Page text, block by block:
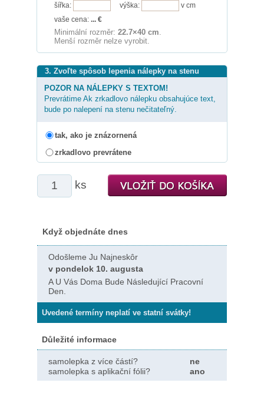
šířka:
výška:
v cm
vaše cena: ... €
Minimální rozměr: 22.7×40 cm.
Menší rozměr nelze vyrobit.
3. Zvoľte spôsob lepenia nálepky na stenu
POZOR NA NÁLEPKY S TEXTOM!
Prevrátime Ak zrkadlovo nálepku obsahujúce text,
bude po nalepení na stenu nečitateľný.
tak, ako je znázornená
zrkadlovo prevrátene
ks
Když objednáte dnes
Odošleme Ju Najneskôr
v pondelok 10. augusta
A U Vás Doma Bude Následující Pracovní
Den.
Uvedené termíny neplatí ve statní svátky!
Důležité informace
samolepka z více částí?
ne
samolepka s aplikační fólii?
ano